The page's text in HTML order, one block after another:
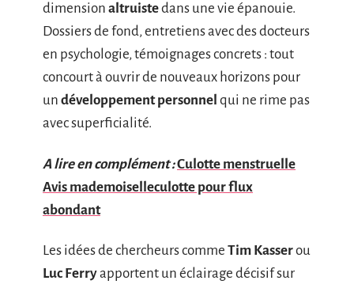
dimension altruistedans une vie épanouie.
Dossiers de fond, entretiens avec des docteurs
en psychologie, témoignages concrets : tout
concourt à ouvrir de nouveaux horizons pour
un développement personnel qui ne rime pas
avec superficialité.
A lire en complément :Culotte menstruelle
Avis mademoiselleculotte pour flux
abondant
Les idées de chercheurs comme Tim Kasserou
Luc Ferryapportent un éclairage décisif sur